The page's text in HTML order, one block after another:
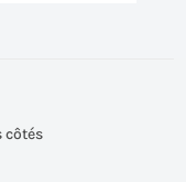
côtés